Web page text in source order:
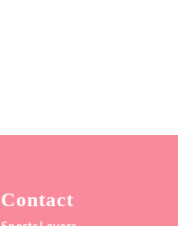
Contact